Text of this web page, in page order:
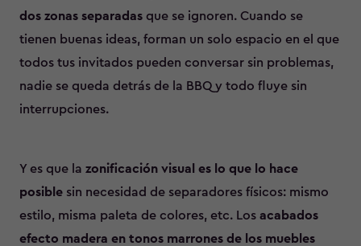
dos zonas separadas que se ignoren. Cuando se
tienen buenas ideas, forman un solo espacio en el que
todos tus invitados pueden conversar sin problemas,
nadie se queda detrás de la BBQ y todo fluye sin
interrupciones.
Y es que la zonificación visual es lo que lo hace
posible sin necesidad de separadores físicos: mismo
estilo, misma paleta de colores, etc. Los acabados
efecto madera en tonos marrones de los muebles